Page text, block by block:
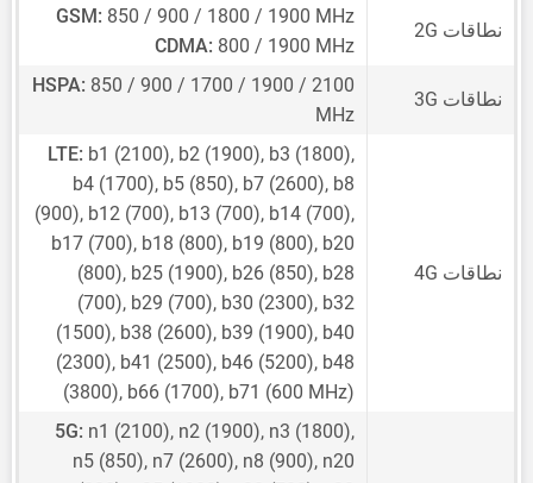
نطاقات 2G
GSM: 850 / 900 / 1800 / 1900 MHz
CDMA: 800 / 1900 MHz
نطاقات 3G
HSPA: 850 / 900 / 1700 / 1900 / 2100
MHz
نطاقات 4G
LTE: b1 (2100), b2 (1900), b3 (1800),
b4 (1700), b5 (850), b7 (2600), b8
(900), b12 (700), b13 (700), b14 (700),
b17 (700), b18 (800), b19 (800), b20
(800), b25 (1900), b26 (850), b28
(700), b29 (700), b30 (2300), b32
(1500), b38 (2600), b39 (1900), b40
(2300), b41 (2500), b46 (5200), b48
(3800), b66 (1700), b71 (600 MHz)
5G: n1 (2100), n2 (1900), n3 (1800),
n5 (850), n7 (2600), n8 (900), n20